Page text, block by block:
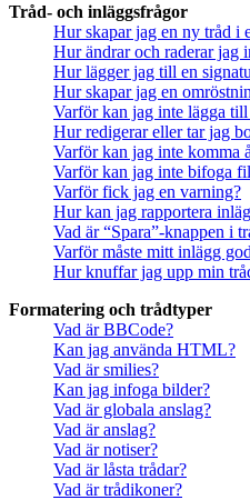
Tråd- och inläggsfrågor
Hur skapar jag en ny tråd i
Hur ändrar och raderar jag
Hur lägger jag till en
Hur skapar jag en
Varför kan jag inte lägga
Hur redigerar eller tar jag
Varför kan jag inte komma
Varför kan jag inte bifoga
Varför fick jag en varning?
Hur kan jag rapportera
Vad är “Spara”-knappen i
Varför måste mitt inlägg
Hur knuffar jag upp min
Formatering och trådtyper
Vad är BBCode?
Kan jag använda HTML?
Vad är smilies?
Kan jag infoga bilder?
Vad är globala anslag?
Vad är anslag?
Vad är notiser?
Vad är låsta trådar?
Vad är trådikoner?